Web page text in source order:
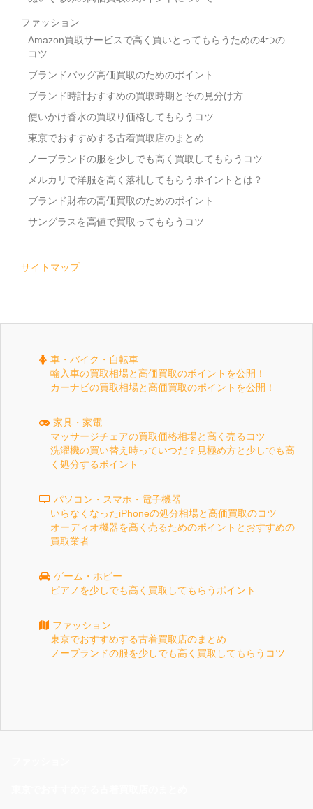
ファッション
Amazon買取サービスで高く買いとってもらうための4つの
コツ
ブランドバッグ高価買取のためのポイント
ブランド時計おすすめの買取時期とその見分け方
使いかけ香水の買取り価格してもらうコツ
東京でおすすめする古着買取店のまとめ
ノーブランドの服を少しでも高く買取してもらうコツ
メルカリで洋服を高く落札してもらうポイントとは？
ブランド財布の高価買取のためのポイント
サングラスを高値で買取ってもらうコツ
サイトマップ
車・バイク・自転車
輸入車の買取相場と高価買取のポイントを公開！
カーナビの買取相場と高価買取のポイントを公開！
家具・家電
マッサージチェアの買取価格相場と高く売るコツ
洗濯機の買い替え時っていつだ？見極め方と少しでも高
く処分するポイント
パソコン・スマホ・電子機器
いらなくなったiPhoneの処分相場と高価買取のコツ
オーディオ機器を高く売るためのポイントとおすすめの
買取業者
ゲーム・ホビー
ピアノを少しでも高く買取してもらうポイント
ファッション
東京でおすすめする古着買取店のまとめ
ノーブランドの服を少しでも高く買取してもらうコツ